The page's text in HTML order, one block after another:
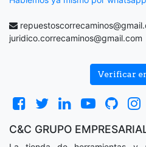
juridico.correcaminos@gmail.com
Verificar
C&C GRUPO